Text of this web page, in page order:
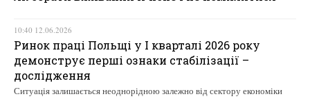
10:40 12.06.2026
Ринок праці Польщі у І кварталі 2026 року
демонструє перші ознаки стабілізації –
дослідження
Ситуація залишається неоднорідною залежно від сектору економіки